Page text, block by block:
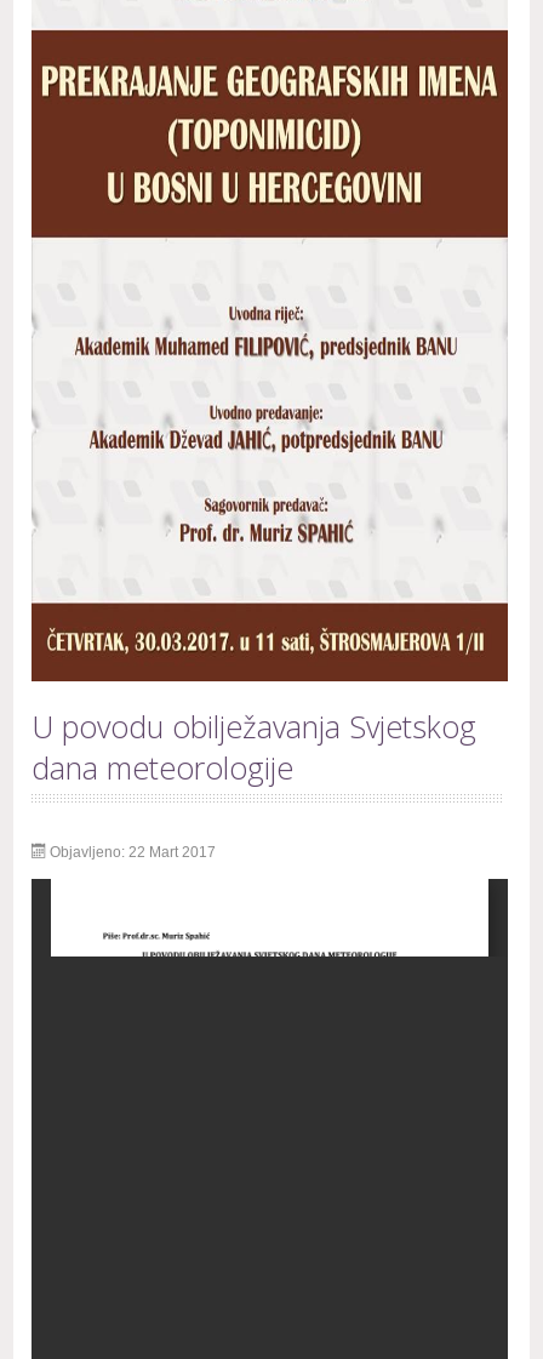
U povodu obilježavanja Svjetskog
dana meteorologije
Objavljeno: 22 Mart 2017